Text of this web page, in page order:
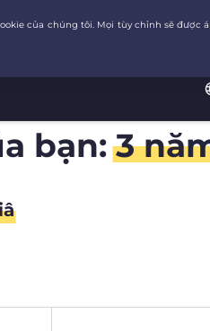
bạn:3